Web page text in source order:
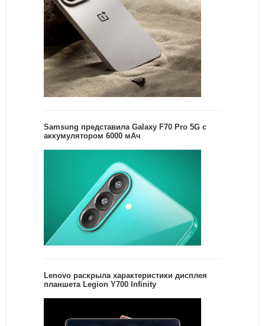
Samsung представила Galaxy F70 Pro 5G с
аккумулятором 6000 мАч
Lenovo раскрыла характеристики дисплея
планшета Legion Y700 Infinity